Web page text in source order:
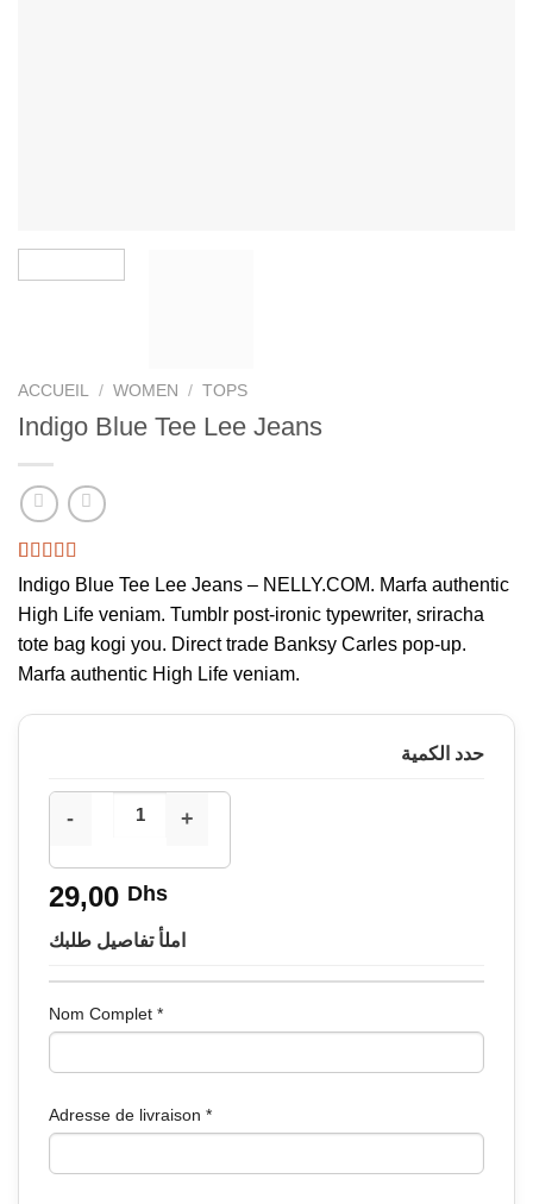
ACCUEIL / WOMEN / TOPS
Indigo Blue Tee Lee Jeans
Noté4.00
sur 5 basé
sur
2
notations
client
Indigo Blue Tee Lee Jeans – NELLY.COM. Marfa authentic
High Life veniam. Tumblr post-ironic typewriter, sriracha
tote bag kogi you. Direct trade Banksy Carles pop-up.
Marfa authentic High Life veniam.
حدد الكمية
29,00 Dhs
املأ تفاصيل طلبك
Nom Complet *
Adresse de livraison *